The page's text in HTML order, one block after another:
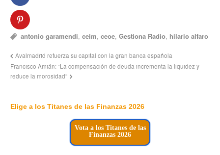
antonio garamendi,ceim,ceoe,Gestiona Radio, hilario alfaro
Avalmadrid refuerza su capital con la gran banca española
Francisco Amián: “La compensación de deuda incrementa la liquidez y
reduce la morosidad”
Elige a los Titanes de las Finanzas 2026
Vota a los Titanes de las
Finanzas 2026